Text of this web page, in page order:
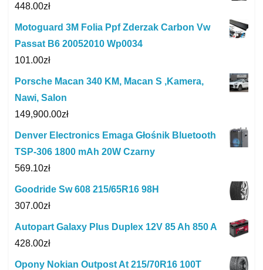
448.00zł
Motoguard 3M Folia Ppf Zderzak Carbon Vw
Passat B6 20052010 Wp0034
101.00zł
Porsche Macan 340 KM, Macan S ,Kamera,
Nawi, Salon
149,900.00zł
Denver Electronics Emaga Głośnik Bluetooth
TSP-306 1800 mAh 20W Czarny
569.10zł
Goodride Sw 608 215/65R16 98H
307.00zł
Autopart Galaxy Plus Duplex 12V 85 Ah 850 A
428.00zł
Opony Nokian Outpost At 215/70R16 100T